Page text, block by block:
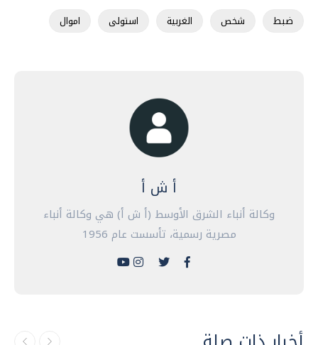
ضبط شخص الغربية استولى اموال
أ ش أ
وكالة أنباء الشرق الأوسط (أ ش أ) هي وكالة أنباء
مصرية رسمية، تأسست عام 1956